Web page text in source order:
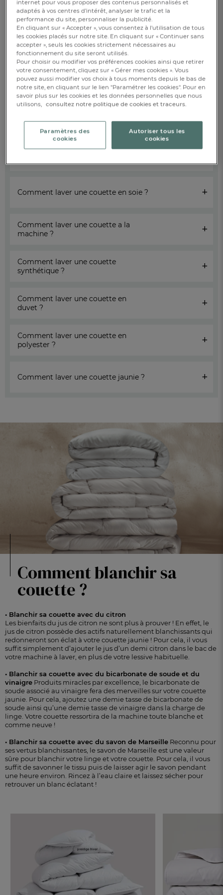
Comment laver une couette en
plume d’oie ?
+
Pour laver correctement unecouette en plume d’oie
entrer la couette dans la machine à laver sans forcer, cela
risquerait d’abîmer les fibres. Dans le bac de votre machine,
ajoutez une dose de lessive douce ainsi qu’un détergent
naturel. Programmez ensuite votre machine à une
température de 40°C en sélectionnant un essorage court et
doux.
Pour le séchage, séchez votre couette en plume d’oie de
préférence au sèche-linge à une température inférieure à 50°C.
Si vous ne disposez pas de sèche-linge, un séchage à l’air libre
replacer le garnissage intérieur.
Comment laver une couette 2 personnes
Comment laver une couette en soie ? +
Comment laver une couette a la
machine ?
+
Comment laver une couette
synthétique ?
+
Comment laver une couette en
duvet ?
+
Comment laver une couette en
polyester ?
+
Comment laver une couette jaunie ? +
Comment blanchir sa
couette ?
• Blanchir sa couette avec du citron
Les bienfaits du jus de citron ne sont plus à prouver ! En effet, le
jus de citron possède des actifs naturellement blanchissants qui
redonneront son éclat à votre couette jaunie ! Pour cela, il vous
suffit simplement d’ajouter le jus d’un demi citron dans le bac de
votre machine à laver, en plus de votre lessive habituelle.
• Blanchir sa couette avec du bicarbonate de soude et du
vinaigre Produits miracles par excellence, le bicarbonate de
soude associé au vinaigre fera des merveilles sur votre couette
jaunie. Pour cela, ajoutez une demie tasse de bicarbonate de
soude ainsi qu’une demie tasse de vinaigre dans la charge de
linge. Votre couette ressortira de la machine toute blanche et
comme neuve !
• Blanchir sa couette avec du savon de Marseille Reconnu pour
ses vertus blanchissantes, le savon de Marseille est une valeur
sûre pour blanchir votre linge et votre couette. Pour cela, il vous
suffit de savonner le tissu puis de laisser agir le savon pendant
une heure environ. Rincez à l’eau claire et laissez sécher pour
retrouver un blanc éclatant !
internet pour vous proposer des contenus personnalisés et
adaptés à vos centres d’intérêt, analyser le trafic et la
performance du site, personnaliser la publicité.
En cliquant sur « Accepter », vous consentez à l'utilisation de tous
les cookies placés sur notre site. En cliquant sur « Continuer sans
accepter », seuls les cookies strictement nécessaires au
fonctionnement du site seront utilisés.
Pour choisir ou modifier vos préférences cookies ainsi que retirer
votre consentement, cliquez sur « Gérer mes cookies ». Vous
pouvez aussi modifier vos choix à tous moments depuis le bas de
notre site, en cliquant sur le lien "Paramétrer les cookies". Pour en
savoir plus sur les cookies et les données personnelles que nous
utilisons, consultez notre politique de cookies et traceurs.
Paramètres des
cookies
Autoriser tous les
cookies